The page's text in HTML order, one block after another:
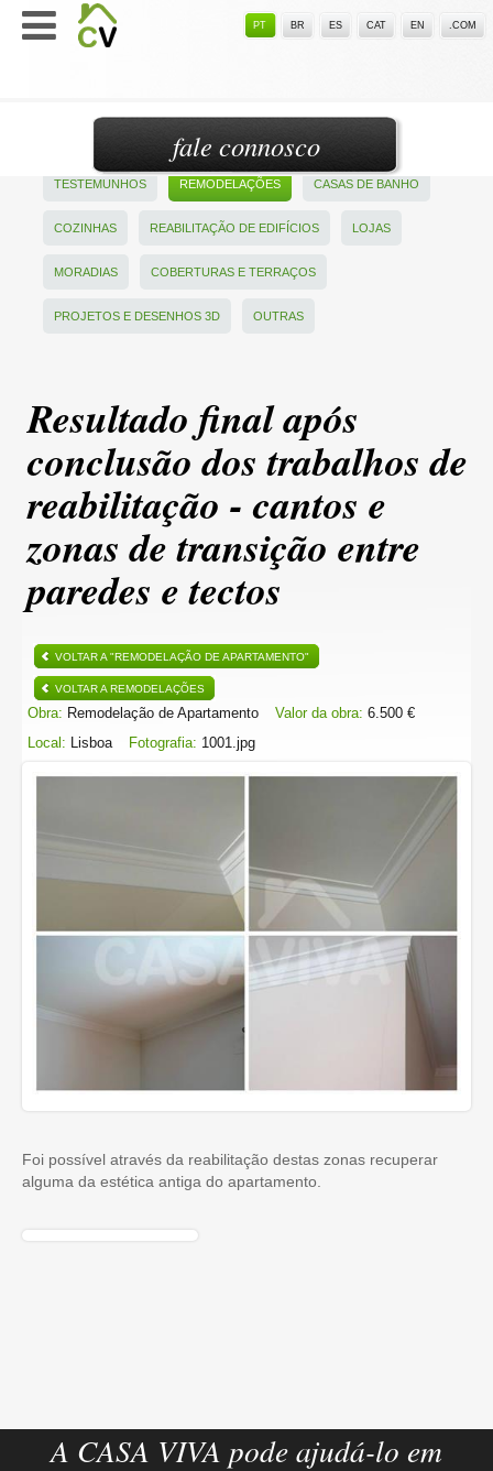
PT BR ES CAT EN .COM
TESTEMUNHOS REMODELAÇÕES CASAS DE BANHO
COZINHAS REABILITAÇÃO DE EDIFÍCIOS LOJAS
MORADIAS COBERTURAS E TERRAÇOS
PROJETOS E DESENHOS 3D OUTRAS
Resultado final após
conclusão dos trabalhos de
reabilitação - cantos e
zonas de transição entre
paredes e tectos
VOLTAR A "REMODELAÇÃO DE APARTAMENTO"
VOLTAR A REMODELAÇÕES
Obra: Remodelação de Apartamento Valor da obra: 6.500 €
Local: Lisboa Fotografia: 1001.jpg
Foi possível através da reabilitação destas zonas recuperar
alguma da estética antiga do apartamento.
fale connosco
A CASA VIVA pode ajudá-lo em